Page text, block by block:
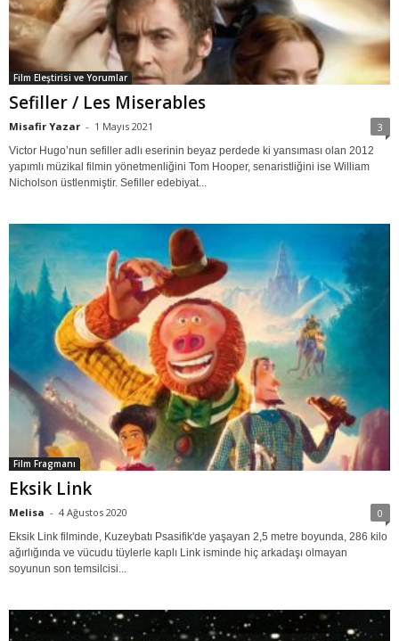
Film Eleştirisi ve Yorumlar
Sefiller / Les Miserables
Misafir Yazar - 1 Mayıs 2021 3
Victor Hugo’nun sefiller adlı eserinin beyaz perdede ki yansıması olan 2012
yapımlı müzikal filmin yönetmenliğini Tom Hooper, senaristliğini ise William
Nicholson üstlenmiştir. Sefiller edebiyat...
Film Fragmanı
Eksik Link
Melisa - 4 Ağustos 2020 0
Eksik Link filminde, Kuzeybatı Psasifik'de yaşayan 2,5 metre boyunda, 286 kilo
ağırlığında ve vücudu tüylerle kaplı Link isminde hiç arkadaşı olmayan
soyunun son temsilcisi...